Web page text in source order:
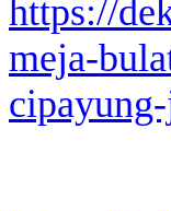
https://
meja-